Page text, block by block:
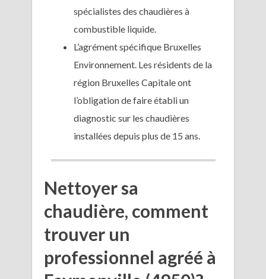
spécialistes des chaudières à
combustible liquide.
L’agrément spécifique Bruxelles
Environnement. Les résidents de la
région Bruxelles Capitale ont
l’obligation de faire établi un
diagnostic sur les chaudières
installées depuis plus de 15 ans.
Nettoyer sa
chaudière, comment
trouver un
professionnel agréé à